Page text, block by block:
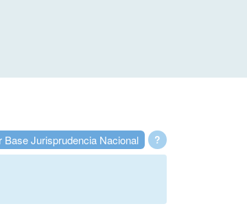
?
Base Jurisprudencia Nacional